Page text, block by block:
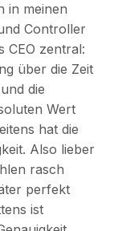
in meinen
Controller
CEO zentral:
über die Zeit
die
Wert
hat die
Also lieber
rasch
perfekt
ist